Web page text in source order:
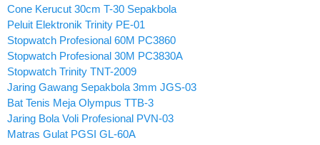
Cone Kerucut 30cm T-30 Sepakbola
Peluit Elektronik Trinity PE-01
Stopwatch Profesional 60M PC3860
Stopwatch Profesional 30M PC3830A
Stopwatch Trinity TNT-2009
Jaring Gawang Sepakbola 3mm JGS-03
Bat Tenis Meja Olympus TTB-3
Jaring Bola Voli Profesional PVN-03
Matras Gulat PGSI GL-60A